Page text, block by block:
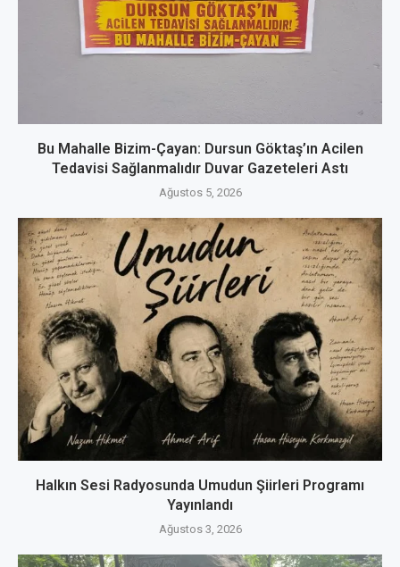
Bu Mahalle Bizim-Çayan: Dursun Göktaş’ın Acilen
Tedavisi Sağlanmalıdır Duvar Gazeteleri Astı
Ağustos 5, 2026
Halkın Sesi Radyosunda Umudun Şiirleri Programı
Yayınlandı
Ağustos 3, 2026